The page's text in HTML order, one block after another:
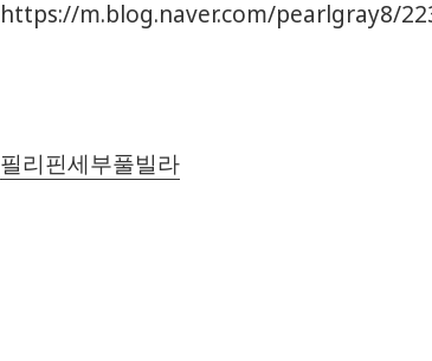
https://m.blog.naver.com/pearlgray8/
필리핀세부풀빌라